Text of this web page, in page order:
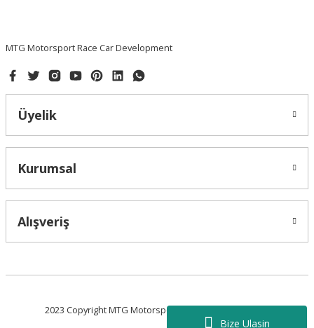
Bize Ulasin
MTG Motorsport Race Car Development
Üyelik
Kurumsal
Alışveriş
2023 Copyright MTG Motorsport - Tüm Hakları Saklıdır.